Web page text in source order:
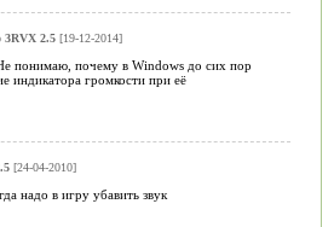
3RVX 2.5[19-12-2014]
понимаю, почему в Windows до сих пор
индикатора громкости при её
[24-04-2010]
надо в игру убавить звук